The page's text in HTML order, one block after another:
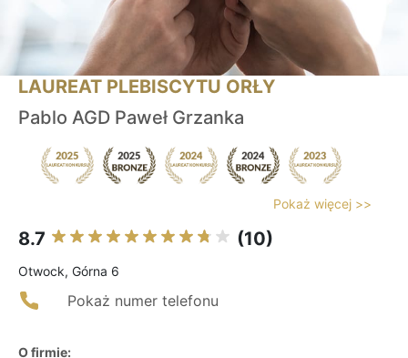
LAUREAT PLEBISCYTU ORŁY
Pablo AGD Paweł Grzanka
Pokaż więcej >>
8.7 (10)
Otwock, Górna 6
Pokaż numer telefonu
O firmie: